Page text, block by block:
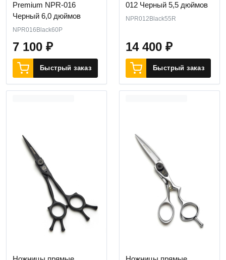
Premium NPR-016
Черный 6,0 дюймов
NPR016Black60P
7 100 ₽
Быстрый заказ
012 Черный 5,5 дюймов
NPR012Black55R
14 400 ₽
Быстрый заказ